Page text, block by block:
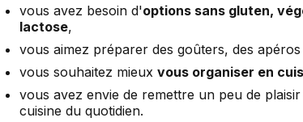
vous avez besoin d'options sans gluten,
lactose,
vous aimez préparer des goûters, des
vous souhaitez mieux vous organiser en
vous avez envie de remettre un peu de
cuisine du quotidien.